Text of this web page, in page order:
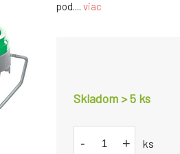
pod.... viac
Skladom > 5 ks
- + ks